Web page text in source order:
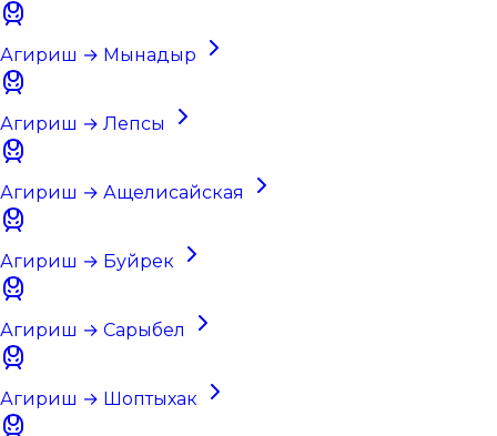
Агириш → Мынадыр
Агириш → Лепсы
Агириш → Ащелисайская
Агириш → Буйрек
Агириш → Сарыбел
Агириш → Шоптыхак